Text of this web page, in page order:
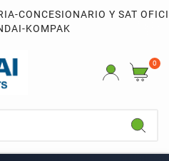
CONCESIONARIO Y SAT
KOMPAK
0